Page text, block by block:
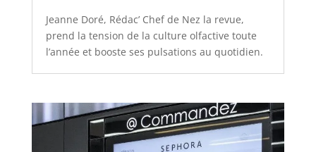
Jeanne Doré, Rédac’ Chef de Nez la revue,
prend la tension de la culture olfactive toute
l’année et booste ses pulsations au quotidien.